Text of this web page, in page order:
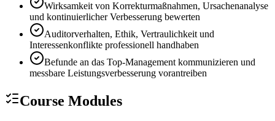
Wirksamkeit von Korrekturmaßnahmen, Ursachenanalyse
und kontinuierlicher Verbesserung bewerten
Auditorverhalten, Ethik, Vertraulichkeit und
Interessenkonflikte professionell handhaben
Befunde an das Top-Management kommunizieren und
messbare Leistungsverbesserung vorantreiben
Course Modules